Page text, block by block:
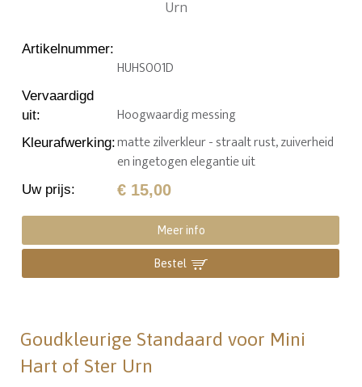
Artikelnummer:
HUHS001D
Vervaardigd
uit: Hoogwaardig messing
Kleurafwerking:matte zilverkleur - straalt rust, zuiverheid
en ingetogen elegantie uit
Uw prijs: € 15,00
Meer info
Bestel
Goudkleurige Standaard voor Mini
Hart of Ster Urn